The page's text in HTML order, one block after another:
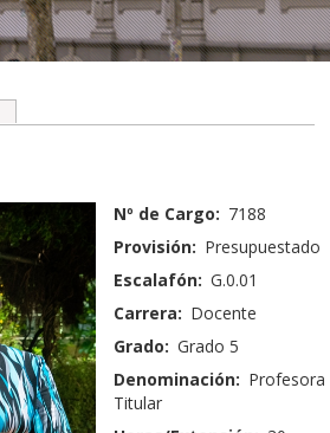
Nº de Cargo: 7188
Provisión: Presupuestado
Escalafón: G.0.01
Carrera: Docente
Grado: Grado 5
Denominación: Profesora
Titular